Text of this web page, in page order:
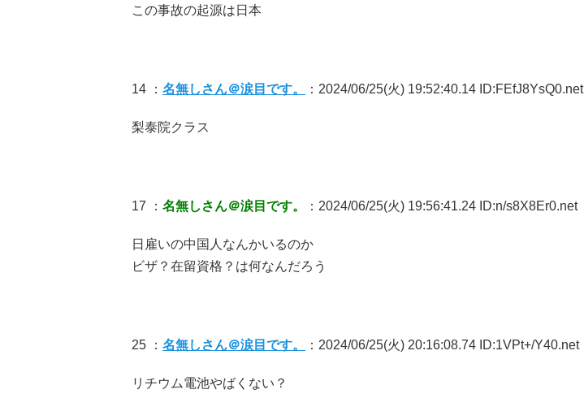
この事故の起源は日本
14 ： 名無しさん＠涙目です。 ：2024/06/25(火) 19:52:40.14 ID:FEfJ8YsQ0.net
梨泰院クラス
17 ： 名無しさん＠涙目です。 ：2024/06/25(火) 19:56:41.24 ID:n/s8X8Er0.net
日雇いの中国人なんかいるのか
ビザ？在留資格？は何なんだろう
25 ： 名無しさん＠涙目です。 ：2024/06/25(火) 20:16:08.74 ID:1VPt+/Y40.net
リチウム電池やばくない？